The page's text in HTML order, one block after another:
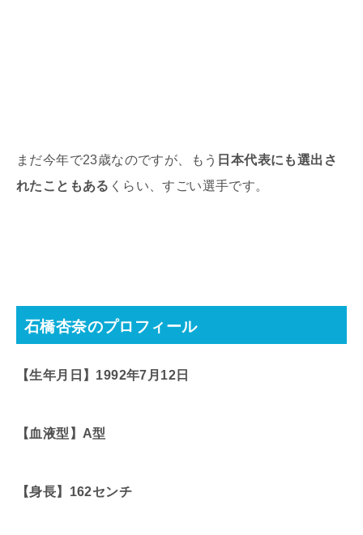
まだ今年で23歳なのですが、もう 日本代表にも選出さ
れたこともある くらい、すごい選手です。
石橋杏奈のプロフィール
【生年月日】1992年7月12日
【血液型】A型
【身長】162センチ